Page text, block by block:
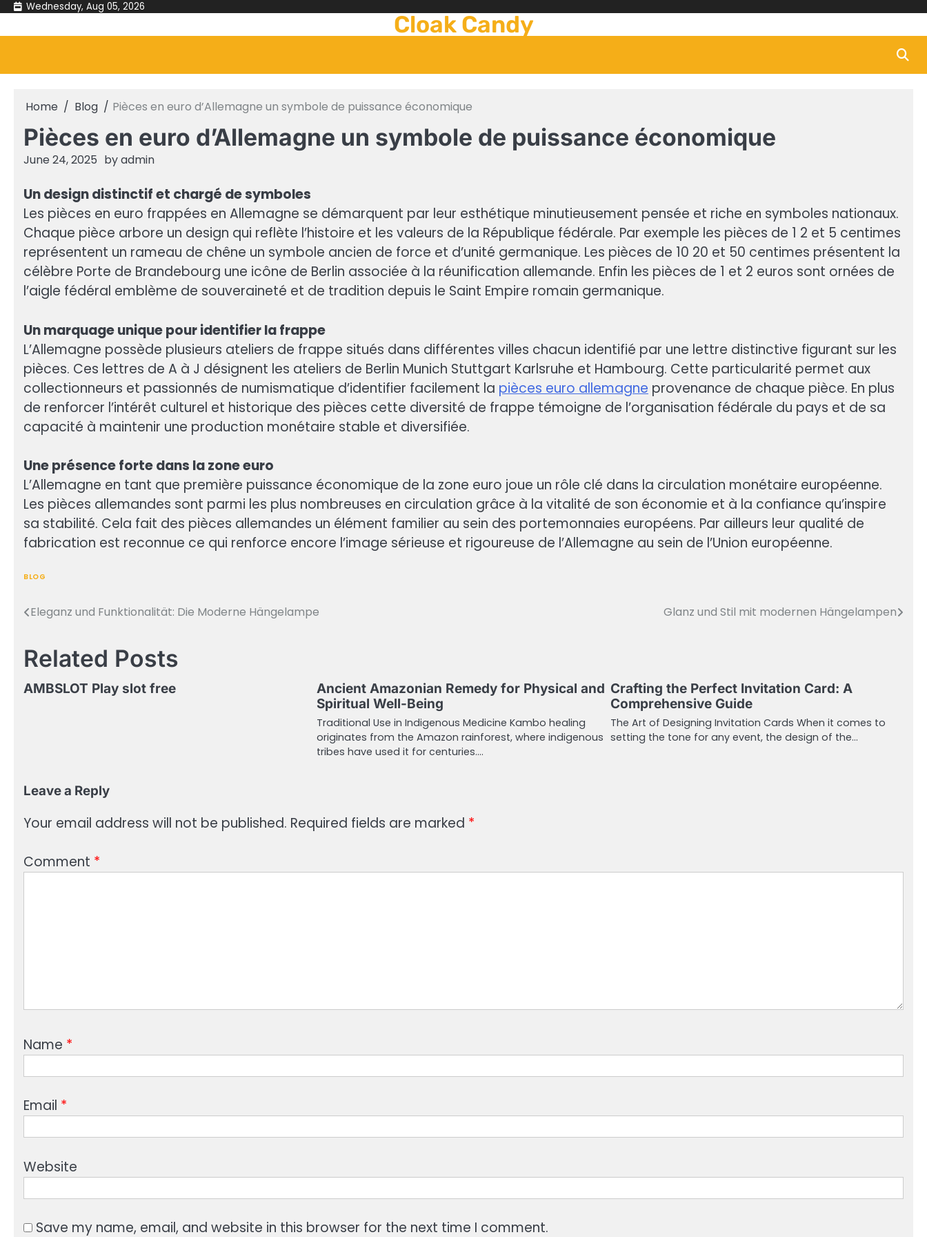
Skip
content
Wednesday, Aug 05, 2026
Cloak Candy
Home Blog Pièces en euro d’Allemagne un symbole de puissance économique
Pièces en euro d’Allemagne un symbole de puissance économique
June 24, 2025 byadmin
Un design distinctif et chargé de symboles
Les pièces en euro frappées en Allemagne se démarquent par leur esthétique minutieusement pensée et riche en symboles nationaux.
Chaque pièce arbore un design qui reflète l’histoire et les valeurs de la République fédérale. Par exemple les pièces de 1 2 et 5 centimes
représentent un rameau de chêne un symbole ancien de force et d’unité germanique. Les pièces de 10 20 et 50 centimes présentent la
célèbre Porte de Brandebourg une icône de Berlin associée à la réunification allemande. Enfin les pièces de 1 et 2 euros sont ornées de
l’aigle fédéral emblème de souveraineté et de tradition depuis le Saint Empire romain germanique.
Un marquage unique pour identifier la frappe
L’Allemagne possède plusieurs ateliers de frappe situés dans différentes villes chacun identifié par une lettre distinctive figurant sur les
pièces. Ces lettres de A à J désignent les ateliers de Berlin Munich Stuttgart Karlsruhe et Hambourg. Cette particularité permet aux
collectionneurs et passionnés de numismatique d’identifier facilement la pièces euro allemagne provenance de chaque pièce. En plus
de renforcer l’intérêt culturel et historique des pièces cette diversité de frappe témoigne de l’organisation fédérale du pays et de sa
capacité à maintenir une production monétaire stable et diversifiée.
Une présence forte dans la zone euro
L’Allemagne en tant que première puissance économique de la zone euro joue un rôle clé dans la circulation monétaire européenne.
Les pièces allemandes sont parmi les plus nombreuses en circulation grâce à la vitalité de son économie et à la confiance qu’inspire
sa stabilité. Cela fait des pièces allemandes un élément familier au sein des portemonnaies européens. Par ailleurs leur qualité de
fabrication est reconnue ce qui renforce encore l’image sérieuse et rigoureuse de l’Allemagne au sein de l’Union européenne.
BLOG
Post
Eleganz und Funktionalität: Die Moderne Hängelampe Glanz und Stil mit modernen Hängelampen
Related Posts
AMBSLOT Play slot free
Ancient Amazonian Remedy for Physical and
Spiritual Well-Being
Traditional Use in Indigenous Medicine Kambo healing
originates from the Amazon rainforest, where indigenous
tribes have used it for centuries.…
Crafting the Perfect Invitation Card: A
Comprehensive Guide
The Art of Designing Invitation Cards When it comes to
setting the tone for any event, the design of the…
Leave a Reply
Your email address will not be published. Required fields are marked *
Comment *
Name *
Email *
Website
Save my name, email, and website in this browser for the next time I comment.